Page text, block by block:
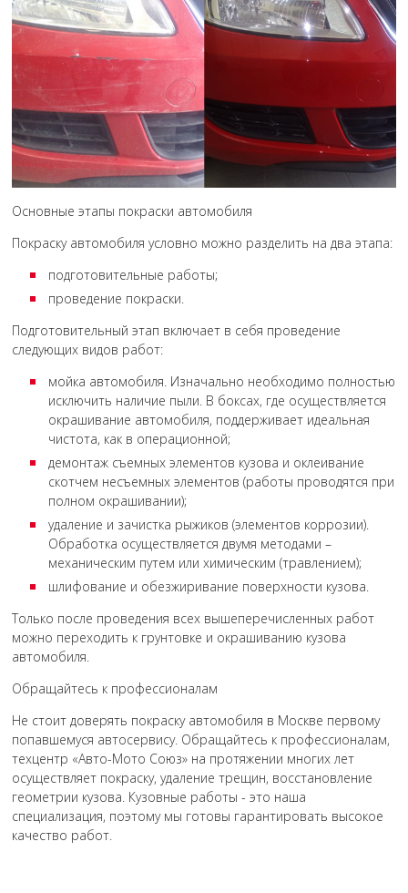
Основные этапы покраски автомобиля
Покраску автомобиля условно можно разделить на два этапа:
подготовительные работы;
проведение покраски.
Подготовительный этап включает в себя проведение
следующих видов работ:
мойка автомобиля. Изначально необходимо полностью
исключить наличие пыли. В боксах, где осуществляется
окрашивание автомобиля, поддерживает идеальная
чистота, как в операционной;
демонтаж съемных элементов кузова и оклеивание
скотчем несъемных элементов (работы проводятся при
полном окрашивании);
удаление и зачистка рыжиков (элементов коррозии).
Обработка осуществляется двумя методами –
механическим путем или химическим (травлением);
шлифование и обезжиривание поверхности кузова.
Только после проведения всех вышеперечисленных работ
можно переходить к грунтовке и окрашиванию кузова
автомобиля.
Обращайтесь к профессионалам
Не стоит доверять покраску автомобиля в Москве первому
попавшемуся автосервису. Обращайтесь к профессионалам,
техцентр «Авто-Мото Союз» на протяжении многих лет
осуществляет покраску, удаление трещин, восстановление
геометрии кузова. Кузовные работы - это наша
специализация, поэтому мы готовы гарантировать высокое
качество работ.